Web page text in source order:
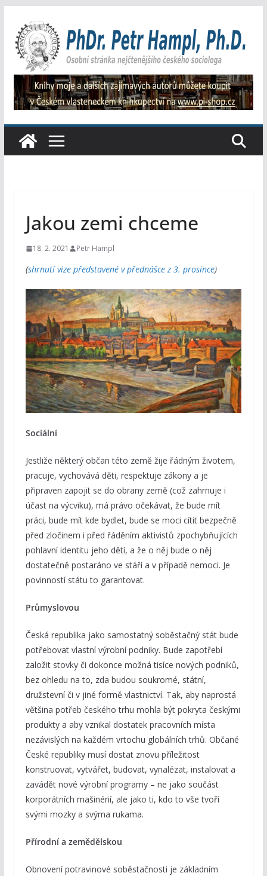
obsah
Jakou zemi chceme
18. 2. 2021 Petr Hampl
(shrnutí vize představené v přednášce z 3. prosince)
Sociální
Jestliže některý občan této země žije řádným životem,
pracuje, vychovává děti, respektuje zákony a je
připraven zapojit se do obrany země (což zahrnuje i
účast na výcviku), má právo očekávat, že bude mít
práci, bude mít kde bydlet, bude se moci cítit bezpečně
před zločinem i před řáděním aktivistů zpochybňujících
pohlavní identitu jeho dětí, a že o něj bude o něj
dostatečně postaráno ve stáří a v případě nemoci. Je
povinností státu to garantovat.
Průmyslovou
Česká republika jako samostatný soběstačný stát bude
potřebovat vlastní výrobní podniky. Bude zapotřebí
založit stovky či dokonce možná tisíce nových podniků,
bez ohledu na to, zda budou soukromé, státní,
družstevní či v jiné formě vlastnictví. Tak, aby naprostá
většina potřeb českého trhu mohla být pokryta českými
produkty a aby vznikal dostatek pracovních místa
nezávislých na každém vrtochu globálních trhů. Občané
České republiky musí dostat znovu příležitost
konstruovat, vytvářet, budovat, vynalézat, instalovat a
zavádět nové výrobní programy – ne jako součást
korporátních mašinérií, ale jako ti, kdo to vše tvoří
svými mozky a svýma rukama.
Přírodní a zemědělskou
Obnovení potravinové soběstačnosti je základním